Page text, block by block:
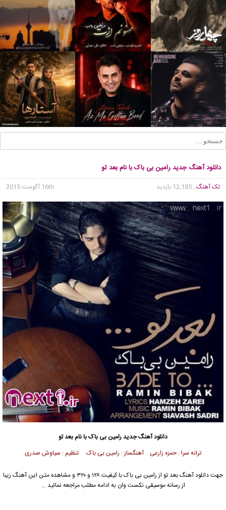
دانلود آهنگ جدید رامین بی باک با نام بعد تو
تک آهنگ , 12,185 بازدید 16th آگوست 2015
دانلود آهنگ جدیدرامین بی باک با نام بعد تو
ترانه سرا : حمزه زارعی آهنگساز : رامین بی باک تنظیم : سیاوش صدری
جهت دانلود آهنگ بعد تو از رامین بی باک
با کیفیت ۱۲۸ و ۳۲۰ و مشاهده متن این آهنگ زیبا
از رسانه موسیقی نکست وان به ادامه مطلب مراجعه نمائید …